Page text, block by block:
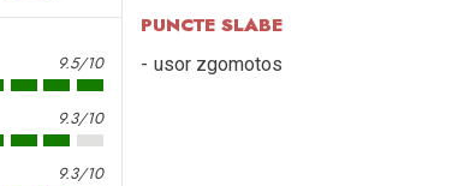
9.5/10
9.3/10
9.3/10
PUNCTE SLABE
usor zgomotos